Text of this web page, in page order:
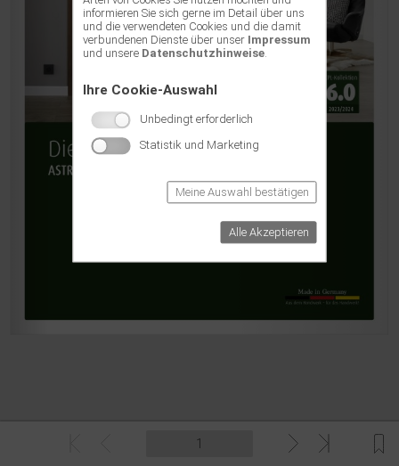
informieren Sie sich gerne im Detail über uns
und die verwendeten Cookies und die damit
verbundenen Dienste über unser Impressum
und unsere Datenschutzhinweise.
Ihre Cookie-Auswahl
Unbedingt erforderlich
Statistik und Marketing
Meine Auswahl bestätigen
Alle Akzeptieren